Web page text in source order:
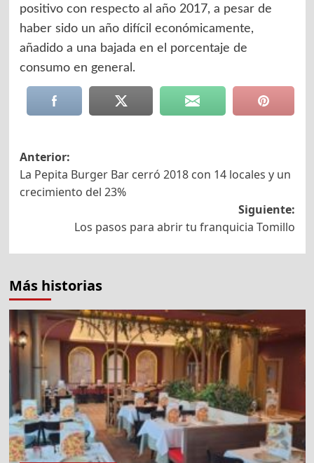
positivo con respecto al año 2017, a pesar de
haber sido un año difícil económicamente,
añadido a una bajada en el porcentaje de
consumo en general.
Navegación
de
entradas
Anterior:
La Pepita Burger Bar cerró 2018 con 14 locales y un
crecimiento del 23%
Siguiente:
Los pasos para abrir tu franquicia Tomillo
Más historias